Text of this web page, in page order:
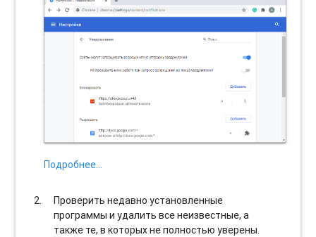
Подробнее…
Проверить недавно установленные
программы и удалить все неизвестные, а
также те, в которых не полностью уверены.